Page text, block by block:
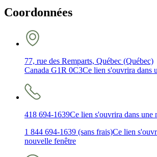
Coordonnées
77, rue des Remparts, Québec (Québec)
Canada G1R 0C3Ce lien s'ouvrira dans
418 694-1639Ce lien s'ouvrira dans une
1 844 694-1639 (sans frais)Ce lien
nouvelle fenêtre